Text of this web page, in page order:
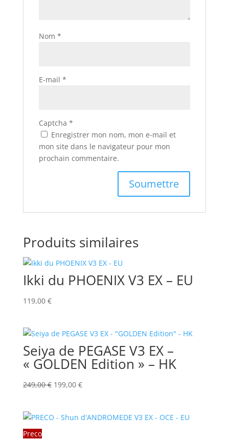
Nom *
E-mail *
Captcha *
Enregistrer mon nom, mon e-mail et
mon site dans le navigateur pour mon
prochain commentaire.
Produits similaires
Ikki du PHOENIX V3 EX – EU
119,00 €
Seiya de PEGASE V3 EX –
« GOLDEN Edition » – HK
249,00€ Le
était :
199,00 €Le
est :
Preco